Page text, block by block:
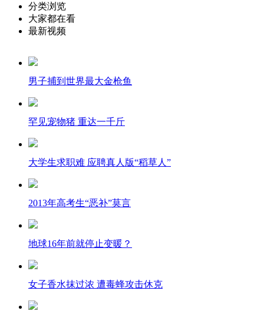
分类浏览
大家都在看
最新视频
男子捕到世界最大金枪鱼
罕见宠物猪 重达一千斤
大学生求职难 应聘真人版“稻草人”
2013年高考生“恶补”莫言
地球16年前就停止变暖？
女子香水抹过浓 遭毒蜂攻击休克